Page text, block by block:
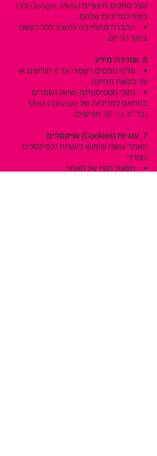
אצל ספקים חיצוניים (Google, Meta וכו’)
כפוף למדיניות שלהם.
• החברה מתחייבת להשיב לכל בקשה
בתוך 30 יום.
6. שמירת מידע
• פרטי טפסים יישמרו עד 6 חודשים או
עד בקשת מחיקה.
• נתוני סטטיסטיקה ושיווק נשמרים
בהתאם למדיניות של Google ו-Meta
(בד״כ 12–26 חודשים).
7. עוגיות (Cookies) ופיקסלים
האתר עושה שימוש בעוגיות ובפיקסלים
לצורך:
• תפעול תקין של האתר.